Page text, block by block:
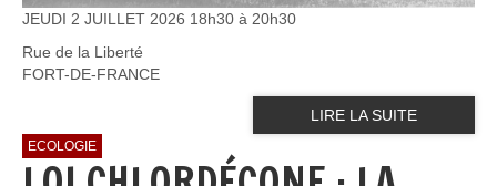
JEUDI 2 JUILLET 2026 18h30 à 20h30
Rue de la Liberté
FORT-DE-FRANCE
LIRE LA SUITE
ECOLOGIE